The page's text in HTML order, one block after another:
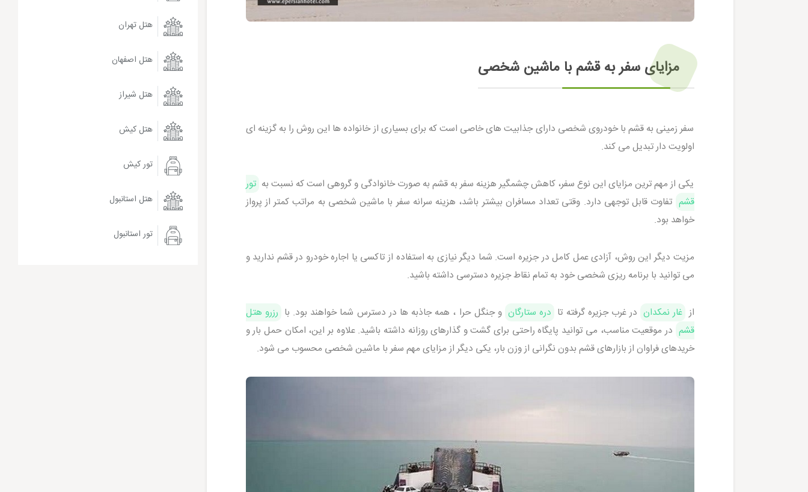
مزایای سفر به قشم با ماشین شخصی
سفر زمینی به قشم با خودروی شخصی دارای جذابیت های خاصی است که برای بسیاری از خانواده ها این روش را به گزینه ای
اولویت دار تبدیل می کند.
یکی از مهم ترین مزایای این نوع سفر، کاهش چشمگیر هزینه سفر به قشم به صورت خانوادگی و گروهی است که نسبت به تور
قشم تفاوت قابل توجهی دارد. وقتی تعداد مسافران بیشتر باشد، هزینه سرانه سفر با ماشین شخصی به مراتب کمتر از پرواز
خواهد بود.
مزیت دیگر این روش، آزادی عمل کامل در جزیره است. شما دیگر نیازی به استفاده از تاکسی یا اجاره خودرو در قشم ندارید و
می توانید با برنامه ریزی شخصی خود به تمام نقاط جزیره دسترسی داشته باشید.
از غار نمکدان در غرب جزیره گرفته تا دره ستارگان و جنگل حرا ، همه جاذبه ها در دسترس شما خواهند بود. با رزرو هتل
قشم در موقعیت مناسب، می توانید پایگاه راحتی برای گشت و گذارهای روزانه داشته باشید. علاوه بر این، امکان حمل بار و
خریدهای فراوان از بازارهای قشم بدون نگرانی از وزن بار، یکی دیگر از مزایای مهم سفر با ماشین شخصی محسوب می شود.
هتل تهران
هتل اصفهان
هتل شیراز
هتل کیش
تور کیش
هتل استانبول
تور استانبول